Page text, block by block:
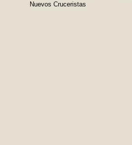
Nuevos Cruceristas